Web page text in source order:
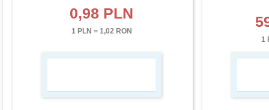
0,98 PLN
1 PLN = 1,02 RON
1